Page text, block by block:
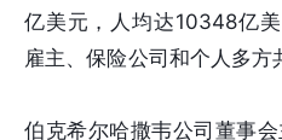
亿美元，人均达10348亿
雇主、保险公司和个人多方
伯克希尔哈撒韦公司董事